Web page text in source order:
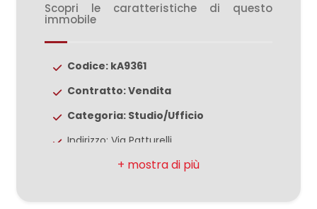
Scopri le caratteristiche di questo
immobile
Codice: kA9361
Contratto: Vendita
Categoria: Studio/Ufficio
Indirizzo: Via Patturelli
Comune: Caserta
minime
1